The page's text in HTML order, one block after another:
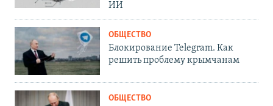
ИИ
ОБЩЕСТВО
Блокирование Telegram. Как
решить проблему крымчанам
ОБЩЕСТВО